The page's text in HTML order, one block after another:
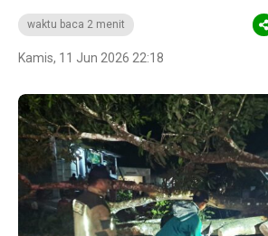
waktu baca 2 menit
Kamis, 11 Jun 2026 22:18